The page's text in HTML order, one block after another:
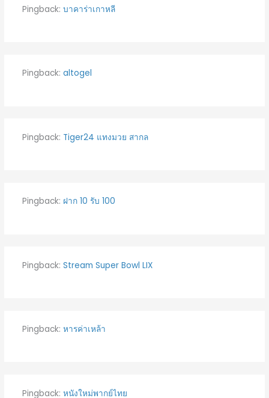
Pingback: บาคาร่าเกาหลี
Pingback: altogel
Pingback: Tiger24 แทงมวย สากล
Pingback: ฝาก 10 รับ 100
Pingback: Stream Super Bowl LIX
Pingback: หารค่าเหล้า
Pingback: หนังใหม่พากย์ไทย